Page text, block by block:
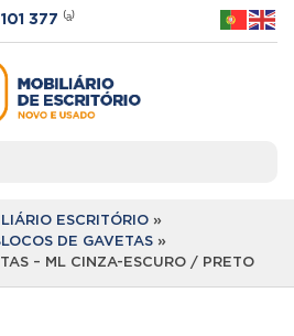
377 ⁽ᵃ⁾
ESCRITÓRIO »
DE GAVETAS »
– ML CINZA-ESCURO / PRETO